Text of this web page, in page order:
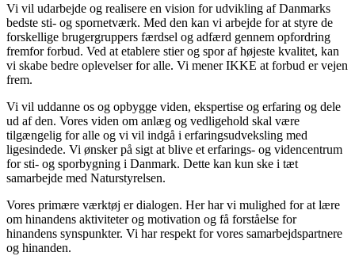
Vi vil udarbejde og realisere en vision for udvikling af Danmarks
bedste sti- og spornetværk. Med den kan vi arbejde for at styre de
forskellige brugergruppers færdsel og adfærd gennem opfordring
fremfor forbud. Ved at etablere stier og spor af højeste kvalitet, kan
vi skabe bedre oplevelser for alle. Vi mener IKKE at forbud er vejen
frem.
Vi vil uddanne os og opbygge viden, ekspertise og erfaring og dele
ud af den. Vores viden om anlæg og vedligehold skal være
tilgængelig for alle og vi vil indgå i erfaringsudveksling med
ligesindede. Vi ønsker på sigt at blive et erfarings- og videncentrum
for sti- og sporbygning i Danmark. Dette kan kun ske i tæt
samarbejde med Naturstyrelsen.
Vores primære værktøj er dialogen. Her har vi mulighed for at lære
om hinandens aktiviteter og motivation og få forståelse for
hinandens synspunkter. Vi har respekt for vores samarbejdspartnere
og hinanden.